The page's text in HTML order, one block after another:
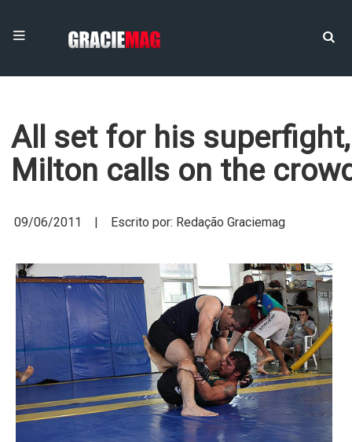
All set for his superfight,
Milton calls on the
09/06/2011 | Escrito por: Redação Graciemag